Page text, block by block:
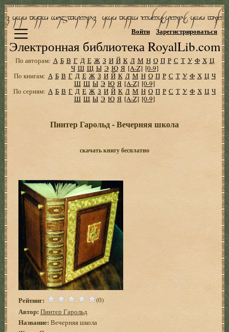
Электронная библиотека RoyalLib.com
Войти Зарегистрироваться
По авторам: А Б В Г Д Е Ж З И Й К Л М Н О П Р С Т У Ф Х Ц
Ч Ш Щ Ы Э Ю Я [A-Z] [0-9]
По книгам: А Б В Г Д Е Ж З И Й К Л М Н О П Р С Т У Ф Х Ц Ч
Ш Щ Ы Э Ю Я [A-Z] [0-9]
По сериям: А Б В Г Д Е Ж З И Й К Л М Н О П Р С Т У Ф Х Ц Ч
Ш Щ Ы Э Ю Я [A-Z] [0-9]
Пинтер Гарольд - Вечерняя школа
скачать книгу бесплатно
Рейтинг: (0)
Автор: Пинтер Гарольд
Название: Вечерняя школа